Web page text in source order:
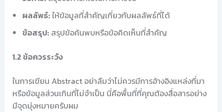
ผลลัพธ์:ให้ข้อมูลที่สำคัญเกี่ยวกับผลลัพธ์ที่ได้
ข้อสรุป:สรุปข้อค้นพบหรือข้อคิดเห็นที่สำคัญ
1.2 ข้อควรระวัง
ในการเขียน Abstract อย่าลืมว่าไม่ควรมีการอ้างอิงแหล่งที่มา
หรือข้อมูลส่วนเกินที่ไม่จำเป็น นี่คือพื้นที่ที่คุณต้องสื่อสารอย่าง
มีจุดมุ่งหมายครับผม